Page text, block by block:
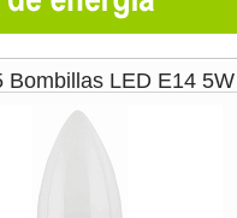
Bombillas LED E14 5W